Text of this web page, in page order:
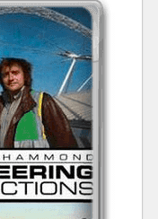
سازه/ معماری/ مهندسی
سرگرمی
شناخت کودکان
طبیعت
علم و فناوری
فرهنگ / هنر
کیهان / نجوم